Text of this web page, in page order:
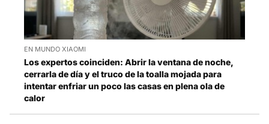
EN MUNDO XIAOMI
Los expertos coinciden: Abrir la ventana de noche,
cerrarla de día y el truco de la toalla mojada para
intentar enfriar un poco las casas en plena ola de
calor